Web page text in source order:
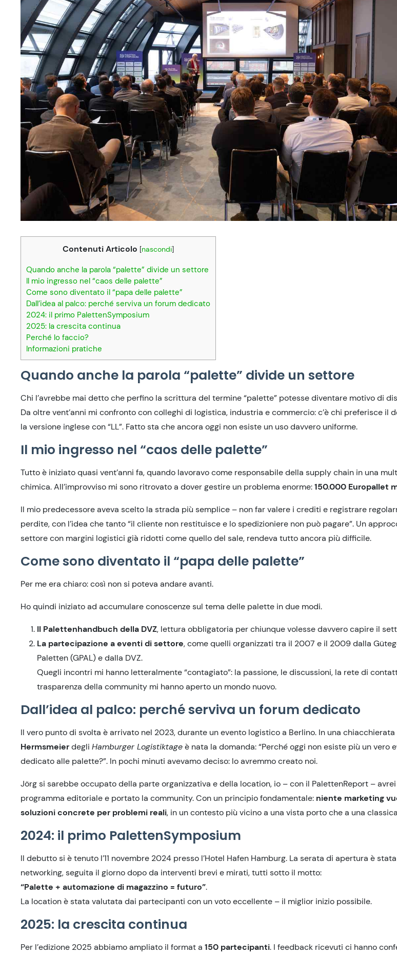
Contenuti Articolo [nascondi]
Quando anche la parola “palette” divide un settore
Il mio ingresso nel “caos delle palette”
Come sono diventato il “papa delle palette”
Dall’idea al palco: perché serviva un forum dedicato
2024: il primo PalettenSymposium
2025: la crescita continua
Perché lo faccio?
Informazioni pratiche
Quando anche la parola “palette” divide un settore
Chi l’avrebbe mai detto che perfino la scrittura del termine “palette” potesse diventare motivo di
Da oltre vent’anni mi confronto con colleghi di logistica, industria e commercio: c’è chi preferisce il
la versione inglese con “LL”. Fatto sta che ancora oggi non esiste un uso davvero uniforme.
Il mio ingresso nel “caos delle palette”
Tutto è iniziato quasi vent’anni fa, quando lavoravo come responsabile della supply chain in una
chimica. All’improvviso mi sono ritrovato a dover gestire un problema enorme:150.000 Europallet
Il mio predecessore aveva scelto la strada più semplice – non far valere i crediti e registrare
perdite, con l’idea che tanto “il cliente non restituisce e lo spedizioniere non può pagare”. Un
settore con margini logistici già ridotti come quello del sale, rendeva tutto ancora più difficile.
Come sono diventato il “papa delle palette”
Per me era chiaro: così non si poteva andare avanti.
Ho quindi iniziato ad accumulare conoscenze sul tema delle palette in due modi.
Il Palettenhandbuch della DVZ, lettura obbligatoria per chiunque volesse davvero capire il
La partecipazione a eventi di settore, come quelli organizzati tra il 2007 e il 2009 dalla
Paletten (GPAL) e dalla DVZ.
Quegli incontri mi hanno letteralmente “contagiato”: la passione, le discussioni, la rete di
trasparenza della community mi hanno aperto un mondo nuovo.
Dall’idea al palco: perché serviva un forum dedicato
Il vero punto di svolta è arrivato nel 2023, durante un evento logistico a Berlino. In una chiacchierata
Hermsmeierdegli Hamburger Logistiktageè nata la domanda: “Perché oggi non esiste più un vero
dedicato alle palette?”. In pochi minuti avevamo deciso: lo avremmo creato noi.
Jörg si sarebbe occupato della parte organizzativa e della location, io – con il PalettenReport –
programma editoriale e portato la community. Con un principio fondamentale: niente marketing
soluzioni concrete per problemi reali, in un contesto più vicino a una vista porto che a una
2024: il primo PalettenSymposium
Il debutto si è tenuto l’11 novembre 2024 presso l’Hotel Hafen Hamburg. La serata di apertura è
networking, seguita il giorno dopo da interventi brevi e mirati, tutti sotto il motto:
“Palette + automazione di magazzino = futuro”.
La location è stata valutata dai partecipanti con un voto eccellente – il miglior inizio possibile.
2025: la crescita continua
Per l’edizione 2025 abbiamo ampliato il format a 150 partecipanti. I feedback ricevuti ci hanno